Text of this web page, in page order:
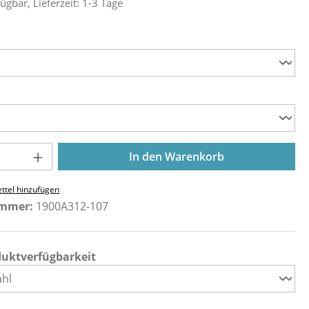
Gib den gewünschten Wert
In den Warenkorb
hinzufügen
1900A312-107